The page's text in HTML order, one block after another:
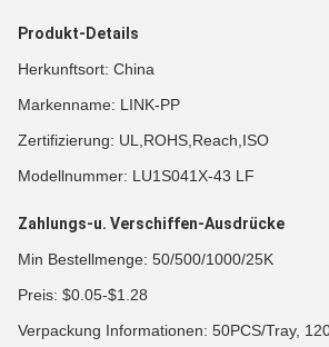
Produkt-Details
Herkunftsort: China
Markenname: LINK-PP
Zertifizierung: UL,ROHS,Reach,ISO
Modellnummer: LU1S041X-43 LF
Zahlungs-u. Verschiffen-Ausdrücke
Min Bestellmenge: 50/500/1000/25K
Preis: $0.05-$1.28
Verpackung Informationen: 50PCS/Tray,